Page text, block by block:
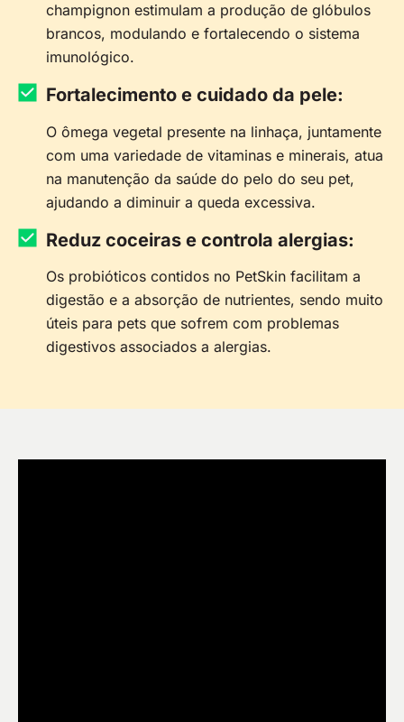
champignon estimulam a produção de glóbulos
brancos, modulando e fortalecendo o sistema
imunológico.
Fortalecimento e cuidado da pele:
O ômega vegetal presente na linhaça, juntamente
com uma variedade de vitaminas e minerais, atua
na manutenção da saúde do pelo do seu pet,
ajudando a diminuir a queda excessiva.
Reduz coceiras e controla alergias:
Os probióticos contidos no PetSkin facilitam a
digestão e a absorção de nutrientes, sendo muito
úteis para pets que sofrem com problemas
digestivos associados a alergias.